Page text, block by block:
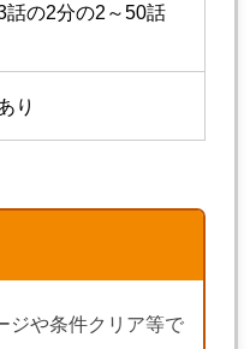
話の2分の2～50話
り
ジや条件クリア等で